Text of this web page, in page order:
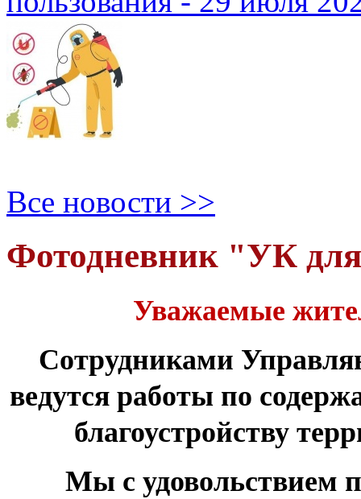
Все новости >>
Фотодневник "УК
Уважаемые
Сотрудниками
ведутся работы по
благоустройству
Мы с удовольствием